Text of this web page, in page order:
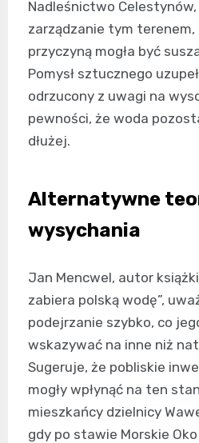
Nadleśnictwo
zarządzanie tym terenem,
przyczyną mogła być
Pomysł sztucznego
odrzucony z uwagi na
pewności, że woda
dłużej.
Alternatywne
wysychania
Jan Mencwel, autor
zabiera polską wodę”,
podejrzanie szybko, co
wskazywać na inne niż
Sugeruje, że pobliskie
mogły wpłynąć na ten
mieszkańcy dzielnicy
gdy po stawie Morskie Oko